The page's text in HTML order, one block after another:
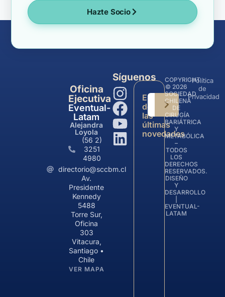
Hazte Socio
Oficina
Ejecutiva
Eventual-
Latam
Alejandra
Loyola
(56 2)
3251
4980
directorio@sccbm.cl
Av.
Presidente
Kennedy
5488
Torre Sur,
Oficina
303
Vitacura,
Santiago •
Chile
VER MAPA
Síguenos
Entérate
de
las
últimas
novedades
COPYRIGHT
© 2026
SOCIEDAD
CHILENA
DE
CIRUGÍA
BARIÁTRICA
Y
METABÓLICA
–
TODOS
LOS
DERECHOS
RESERVADOS.
DISEÑO
Y
DESARROLLO
EVENTUAL-
LATAM
Política
de
Privacidad